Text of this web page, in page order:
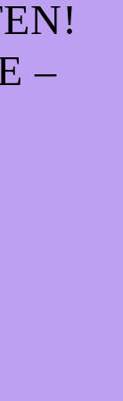
S